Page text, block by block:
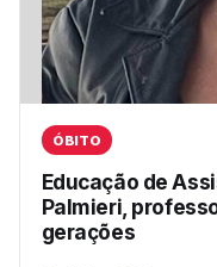
ÓBITO
Educação de
Palmieri,
gerações